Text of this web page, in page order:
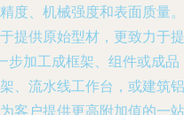
度、机械强度和表面质量。
提供原始型材，更致力于提
步加工成框架、组件或成品
、流水线工作台，或建筑铝
客户提供更高附加值的一站